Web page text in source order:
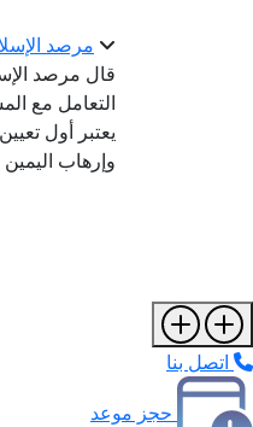
مرصد
قال مرصد
التعامل مع
يعتبر أول
وإرهاب
اتصل بنا
حجز موعد